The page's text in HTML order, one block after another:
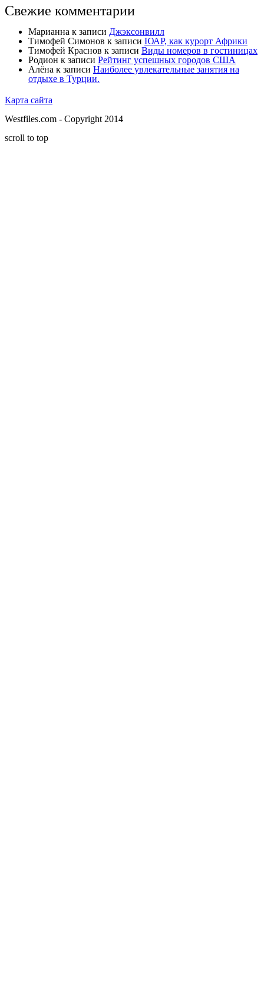
Свежие комментарии
Марианна к записи Джэксонвилл
Тимофей Симонов к записи ЮАР, как курорт Африки
Тимофей Краснов к записи Виды номеров в гостиницах
Родион к записи Рейтинг успешных городов США
Алёна к записи Наиболее увлекательные занятия на
отдыхе в Турции.
Карта сайта
Westfiles.com - Copyright 2014
scroll to top